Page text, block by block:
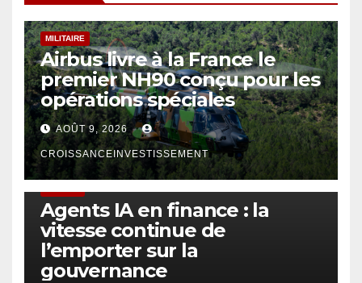
MILITAIRE
Airbus livre à la France le
premier NH90 conçu pour les
opérations spéciales
AOÛT 9, 2026
CROISSANCEINVESTISSEMENT
Agents IA en finance : la
vitesse continue de
l’emporter sur la
gouvernance